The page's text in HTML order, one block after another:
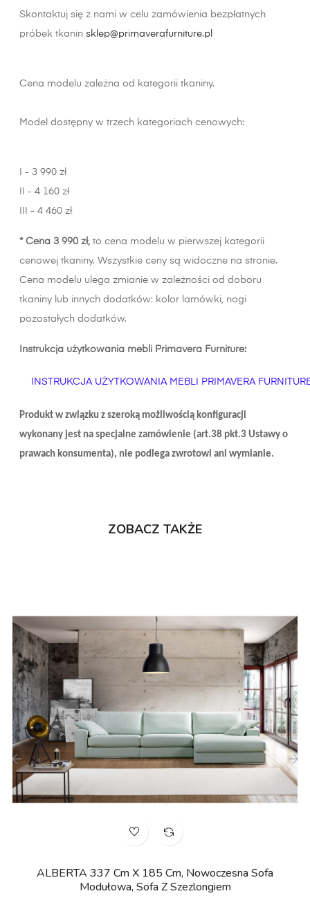
Skontaktuj się z nami w celu zamówienia bezpłatnych
próbek tkanin sklep@primaverafurniture.pl
Cena modelu zależna od kategorii tkaniny.
Model dostępny w trzech kategoriach cenowych:
I - 3 990 zł
II - 4 160 zł
III - 4 460 zł
* Cena 3 990 zł, to cena modelu w pierwszej kategorii
cenowej tkaniny. Wszystkie ceny są widoczne na stronie.
Cena modelu ulega zmianie w zależności od doboru
tkaniny lub innych dodatków: kolor lamówki, nogi
pozostałych dodatków.
Instrukcja użytkowania mebli Primavera Furniture:
INSTRUKCJA UŻYTKOWANIA MEBLI PRIMAVERA
Produkt w związku z szeroką możliwością konfiguracji
wykonany jest na specjalne zamówienie (art.38 pkt.3 Ustawy o
prawach konsumenta), nie podlega zwrotowi ani wymianie.
ZOBACZ TAKŻE
ALBERTA 337 Cm X 185 Cm, Nowoczesna Sofa
Modułowa, Sofa Z Szezlongiem
‹ ›